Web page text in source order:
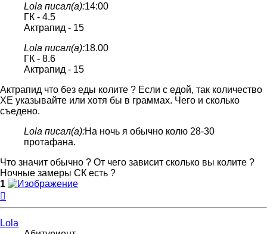
Lola писал(а):14:00
ГК - 4.5
Актрапид - 15
Lola писал(а):18.00
ГК - 8.6
Актрапид - 15
Актрапид что без еды колите ? Если с едой, так количество
ХЕ указывайте или хотя бы в граммах. Чего и сколько
съедено.
Lola писал(а):На ночь я обычно колю 28-30
протафана.
Что значит обычно ? От чего зависит сколько вы колите ?
Ночные замеры СК есть ?
1
Lola